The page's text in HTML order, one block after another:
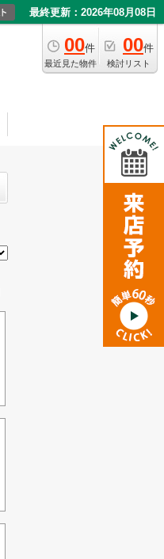
最終更新：2026年08月08日
00件
最近見た物件
00件
検討リスト